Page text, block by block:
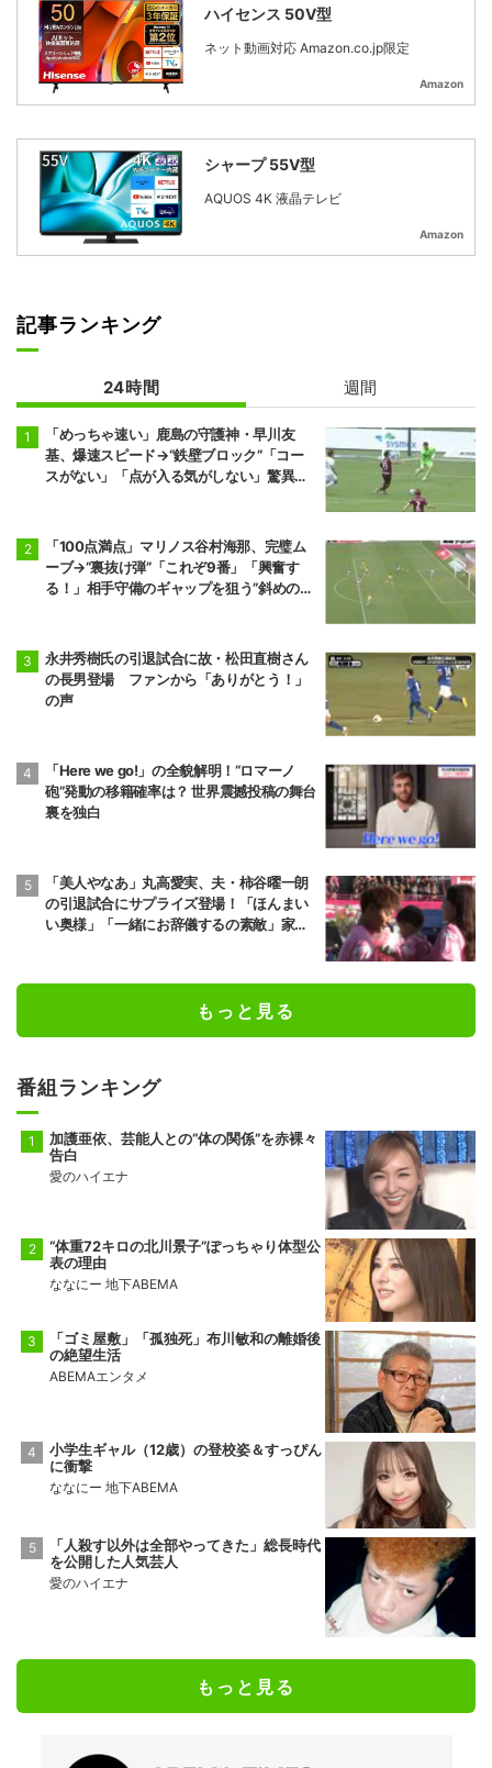
ハイセンス 50V型
ネット動画対応 Amazon.co.jp限定
Amazon
シャープ 55V型
AQUOS 4K 液晶テレビ
Amazon
記事ランキング
24時間 週間
「めっちゃ速い」鹿島の守護神・早川友
基、爆速スピード→“鉄壁ブロック”「コー
スがない」「点が入る気がしない」驚異の
「100点満点」マリノス谷村海那、完璧ム
ーブ→“裏抜け弾”「これぞ9番」「興奮す
る！」相手守備のギャップを狙う”斜めの抜
永井秀樹氏の引退試合に故・松田直樹さん
の長男登場 ファンから「ありがとう！」
の声
「Here we go!」の全貌解明！“ロマーノ
砲”発動の移籍確率は？ 世界震撼投稿の舞台
裏を独白
「美人やなあ」丸高愛実、夫・柿谷曜一朗
の引退試合にサプライズ登場！「ほんまい
い奥様」「一緒にお辞儀するの素敵」家族
もっと見る
番組ランキング
加護亜依、芸能人との“体の関係”を赤裸々
告白
愛のハイエナ
“体重72キロの北川景子”ぽっちゃり体型公
表の理由
ななにー 地下ABEMA
「ゴミ屋敷」「孤独死」布川敏和の離婚後
の絶望生活
ABEMAエンタメ
小学生ギャル（12歳）の登校姿＆すっぴん
に衝撃
ななにー 地下ABEMA
「人殺す以外は全部やってきた」総長時代
を公開した人気芸人
愛のハイエナ
もっと見る